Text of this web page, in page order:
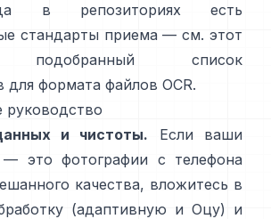
в репозиториях есть
стандарты приема — см. этот
подобранный список
для формата файлов OCR.
руководство
и чистоты. Если ваши
— это фотографии с телефона
качества, вложитесь в
(адаптивную и Оцу) и